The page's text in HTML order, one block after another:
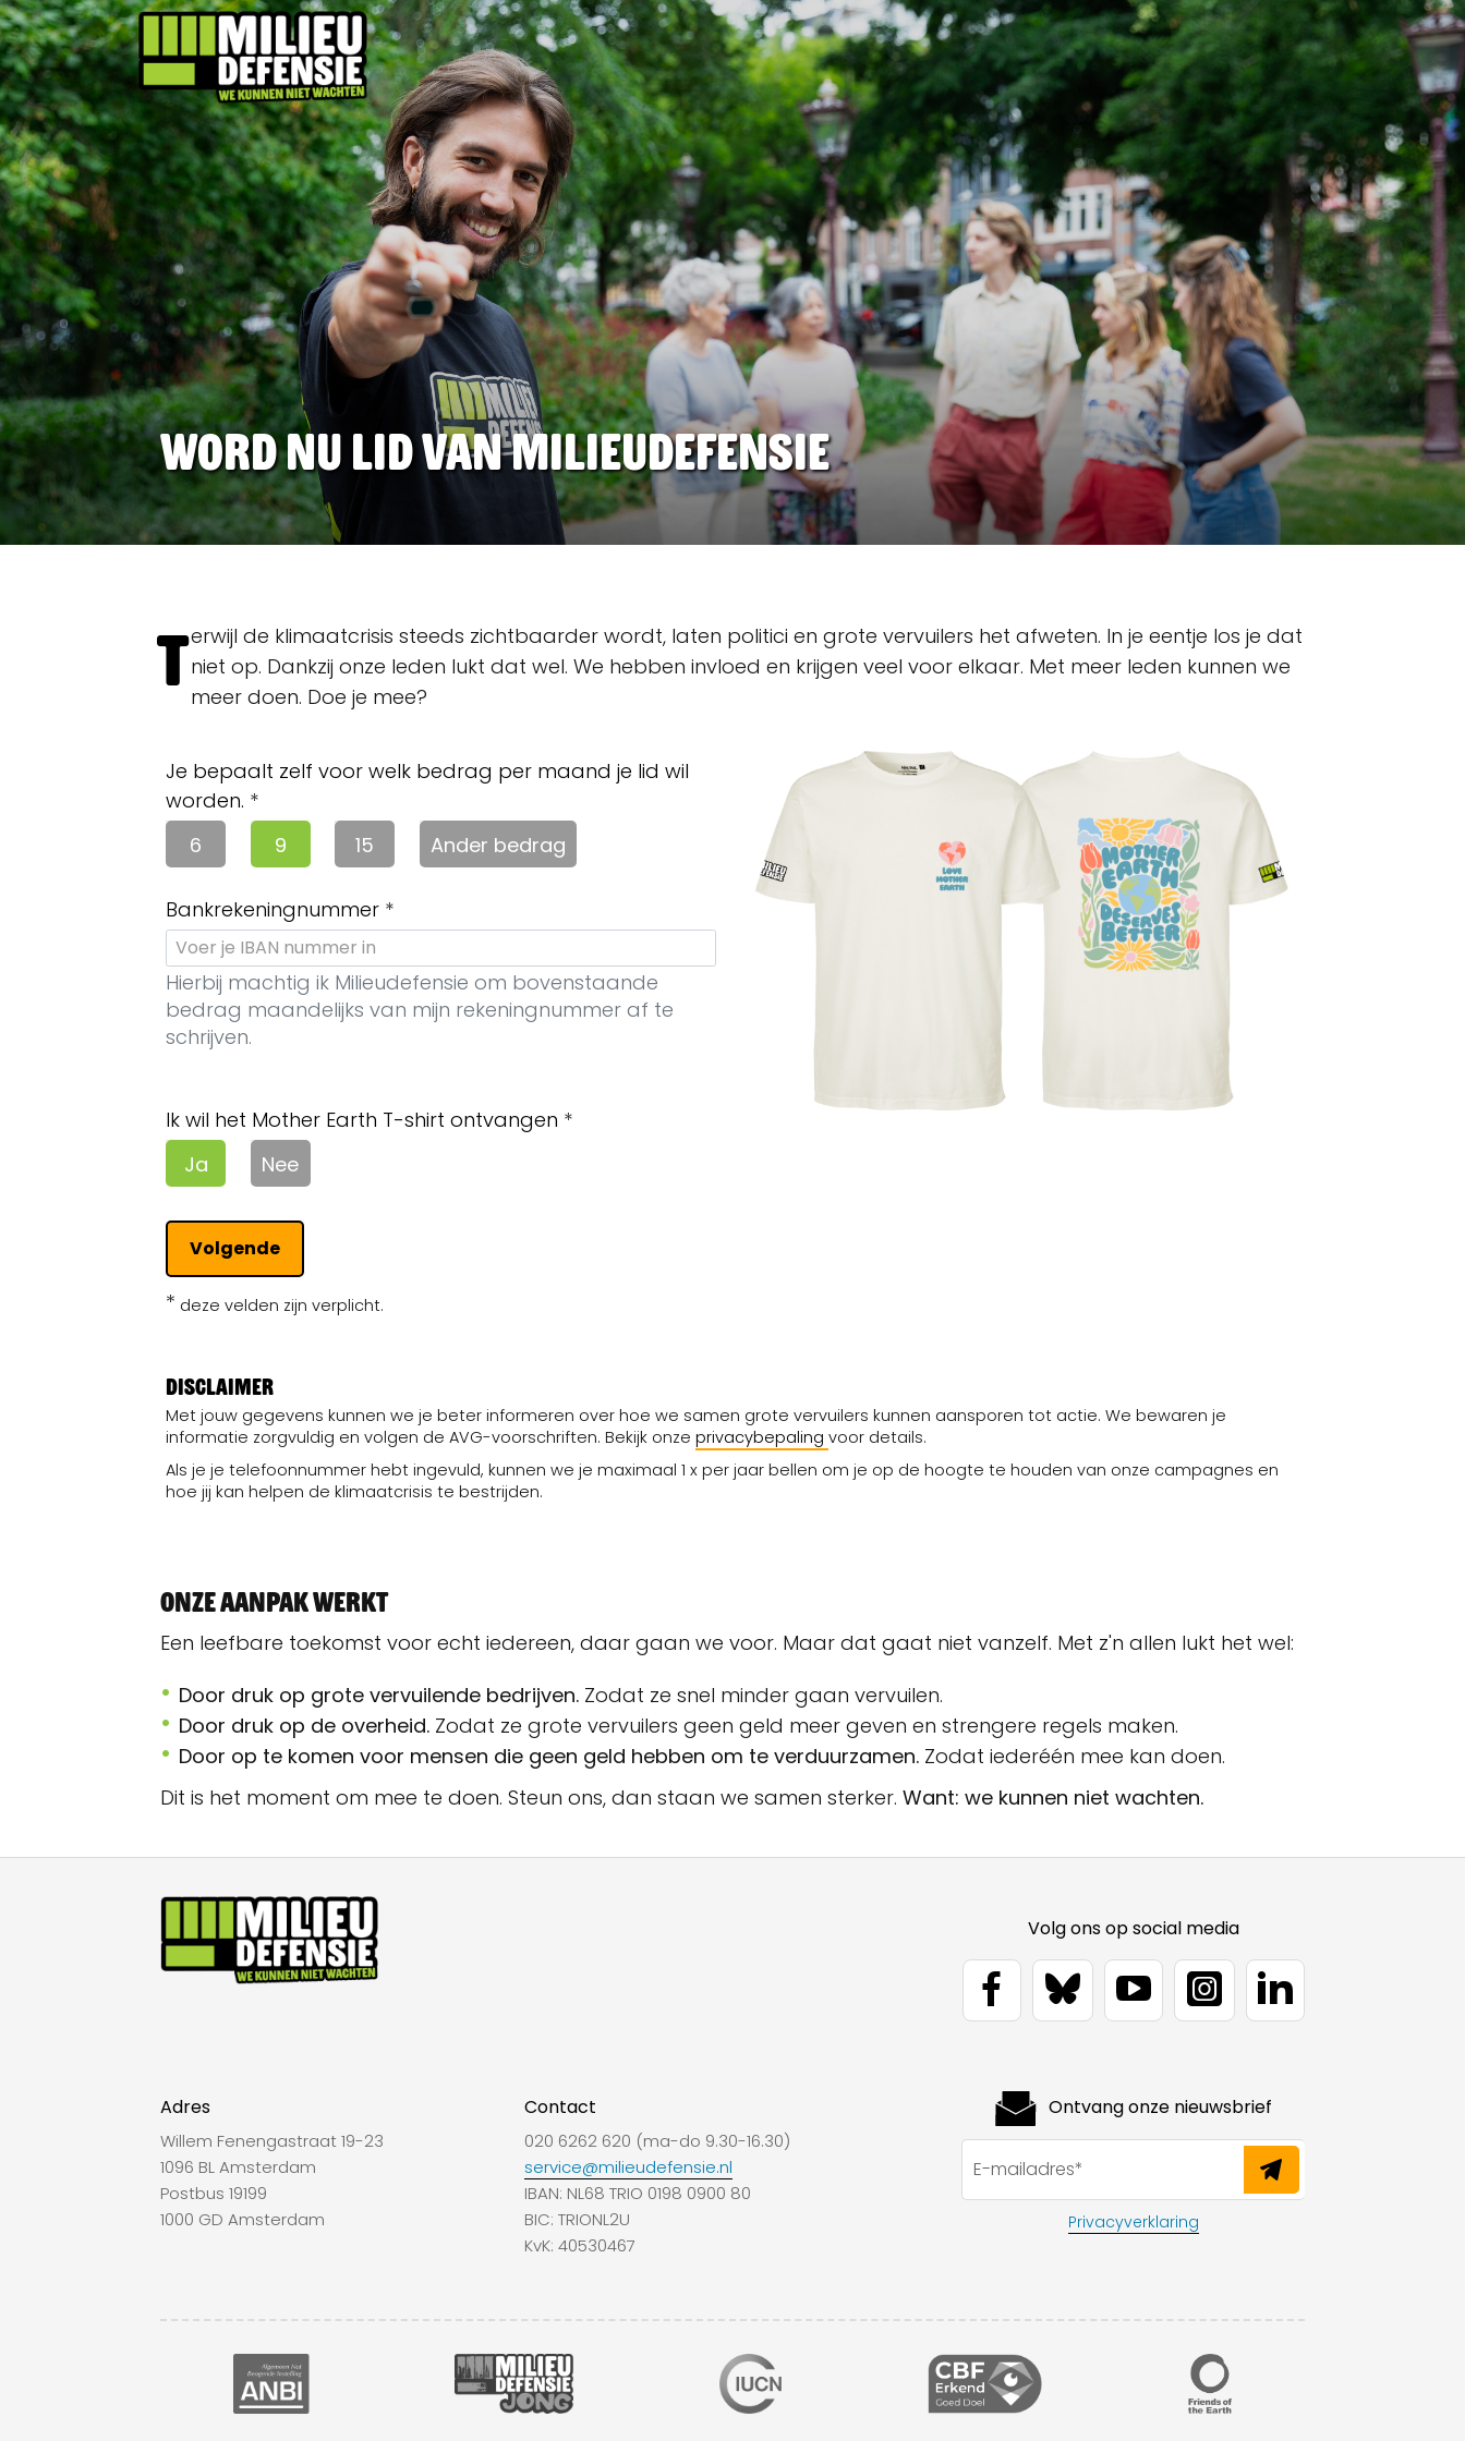
Word nu lid van Milieudefensie
Terwijl de klimaatcrisis steeds zichtbaarder wordt, laten politici en grote vervuilers het afweten. In je eentje los je dat
niet op. Dankzij onze leden lukt dat wel. We hebben invloed en krijgen veel voor elkaar. Met meer leden kunnen we
meer doen. Doe je mee?
Onze aanpak werkt
Een leefbare toekomst voor echt iedereen, daar gaan we voor. Maar dat gaat niet vanzelf. Met z'n allen lukt het wel:
Door druk op grote vervuilende bedrijven. Zodat ze snel minder gaan vervuilen.
Door druk op de overheid. Zodat ze grote vervuilers geen geld meer geven en strengere regels maken.
Door op te komen voor mensen die geen geld hebben om te verduurzamen. Zodat iederéén mee kan doen.
Dit is het moment om mee te doen. Steun ons, dan staan we samen sterker. Want: we kunnen niet wachten.
Volg ons op social media
Adres
Willem Fenengastraat 19-23
1096 BL Amsterdam
Postbus 19199
1000 GD Amsterdam
Contact
020 6262 620 (ma-do 9.30-16.30)
service@milieudefensie.nl
IBAN: NL68 TRIO 0198 0900 80
BIC: TRIONL2U
KvK: 40530467
Ontvang onze nieuwsbrief
Privacyverklaring